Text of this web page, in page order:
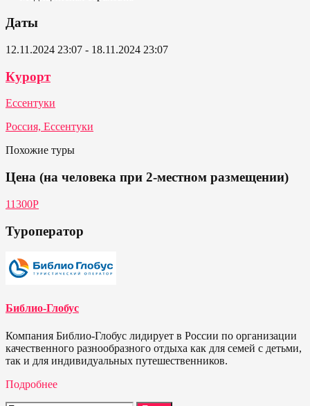
Даты
12.11.2024 23:07 - 18.11.2024 23:07
Курорт
Ессентуки
Россия, Ессентуки
Похожие туры
Цена (на человека при 2-местном размещении)
11300Р
Туроператор
Библио-Глобус
Компания Библио-Глобус лидирует в России по организации
качественного разнообразного отдыха как для семей с детьми,
так и для индивидуальных путешественников.
Подробнее